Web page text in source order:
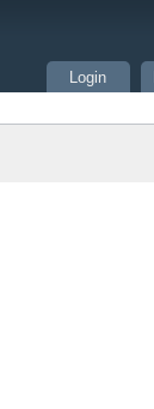
Login